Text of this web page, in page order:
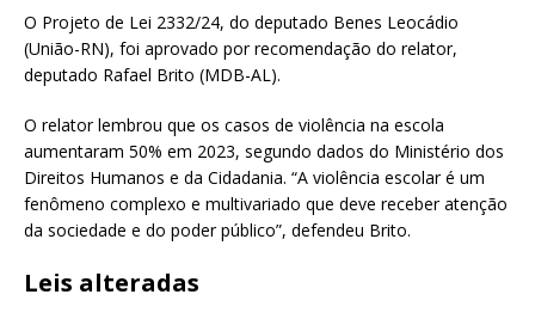
O Projeto de Lei 2332/24, do deputado Benes Leocádio
(União-RN), foi aprovado por recomendação do relator,
deputado Rafael Brito (MDB-AL).
O relator lembrou que os casos de violência na escola
aumentaram 50% em 2023, segundo dados do Ministério dos
Direitos Humanos e da Cidadania. “A violência escolar é um
fenômeno complexo e multivariado que deve receber atenção
da sociedade e do poder público”, defendeu Brito.
Leis alteradas